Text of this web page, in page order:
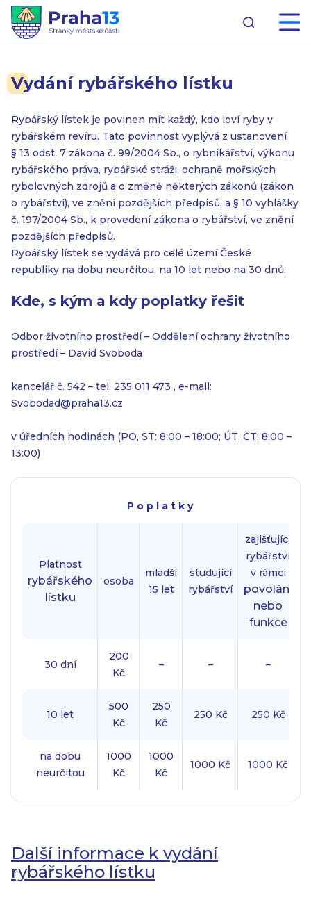
Vydání rybářského lístku
Rybářský lístek je povinen mít každý, kdo loví ryby v
rybářském revíru. Tato povinnost vyplývá z ustanovení
§ 13 odst. 7 zákona č. 99/2004 Sb., o rybníkářství, výkonu
rybářského práva, rybářské stráži, ochraně mořských
rybolovných zdrojů a o změně některých zákonů (zákon
o rybářství), ve znění pozdějších předpisů, a § 10 vyhlášky
č. 197/2004 Sb., k provedení zákona o rybářství, ve znění
pozdějších předpisů.
Rybářský lístek se vydává pro celé území České
republiky na dobu neurčitou, na 10 let nebo na 30 dnů.
Kde, s kým a kdy poplatky řešit
Odbor životního prostředí – Oddělení ochrany životního
prostředí – David Svoboda
kancelář č. 542 – tel. 235 011 473 , e-mail:
Svobodad@praha13.cz
v úředních hodinách (PO, ST: 8:00 – 18:00; ÚT, ČT: 8:00 –
13:00)
P o p l a t k y
Platnost
rybářského
lístku
osoba
mladší
15 let
studující
rybářství
zajišťující
rybářství
v rámci
povolání
nebo
funkce
30 dní
200
Kč
– – –
10 let
500
Kč
250
Kč
250 Kč 250 Kč
na dobu
neurčitou
1000
Kč
1000
Kč
1000 Kč 1000 Kč
Další informace k vydání
rybářského lístku